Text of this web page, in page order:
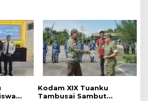
untuk
Keadilan Restoratif
Kodam XIX Tuanku
Tambusai Sambut